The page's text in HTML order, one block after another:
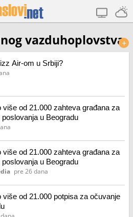
vazduhoplovstva+
Air-om u Srbiji?
više od 21.000 zahteva građana za
u Beogradu
više od 21.000 zahteva građana za
u Beogradu
pre 26 dana
više od 21.000 potpisa za očuvanje